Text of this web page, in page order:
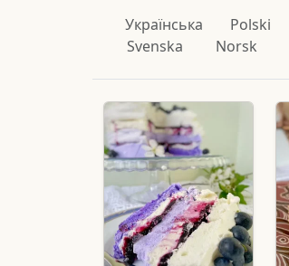
Українська Polski
Svenska
Norsk